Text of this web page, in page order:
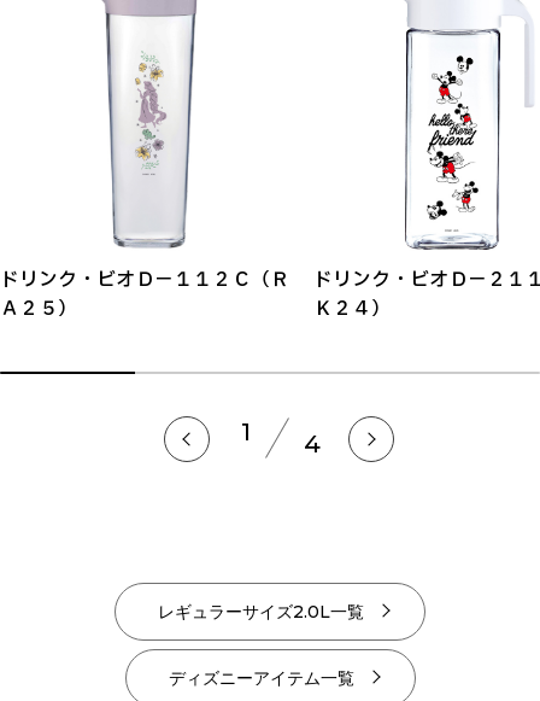
ドリンク・ビオＤ－１１２Ｃ（Ｒ
Ａ２５）
ドリンク・ビオＤ－２１
Ｋ２４）
1 4
レギュラーサイズ2.0L一覧
ディズニーアイテム一覧